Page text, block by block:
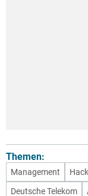
Themen:
Management
Deutsche Telekom